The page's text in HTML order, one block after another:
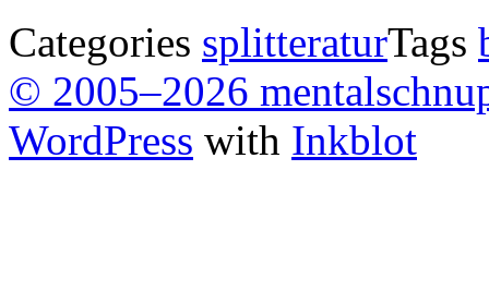
Categories splitteraturTags
© 2005–2026
WordPress with Inkblot